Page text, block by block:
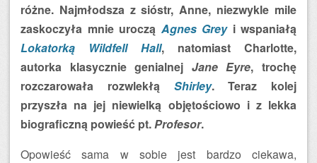
różne. Najmłodsza z sióstr, Anne, niezwykle mile
zaskoczyła mnie uroczą Agnes Greyi wspaniałą
Lokatorką Wildfell Hall, natomiast Charlotte,
autorka klasycznie genialnej Jane Eyre, trochę
rozczarowała rozwlekłą Shirley. Teraz kolej
przyszła na jej niewielką objętościowo i z lekka
biograficzną powieść pt.Profesor.
Opowieść sama w sobie jest bardzo ciekawa,